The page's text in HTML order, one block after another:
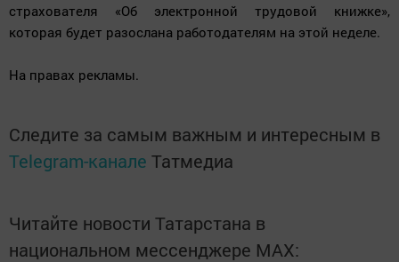
страхователя «Об электронной трудовой книжке»,
которая будет разослана работодателям на этой неделе.
На правах рекламы.
Следите за самым важным и интересным в
Telegram-канале Татмедиа
Читайте новости Татарстана в
национальном мессенджере MАХ: